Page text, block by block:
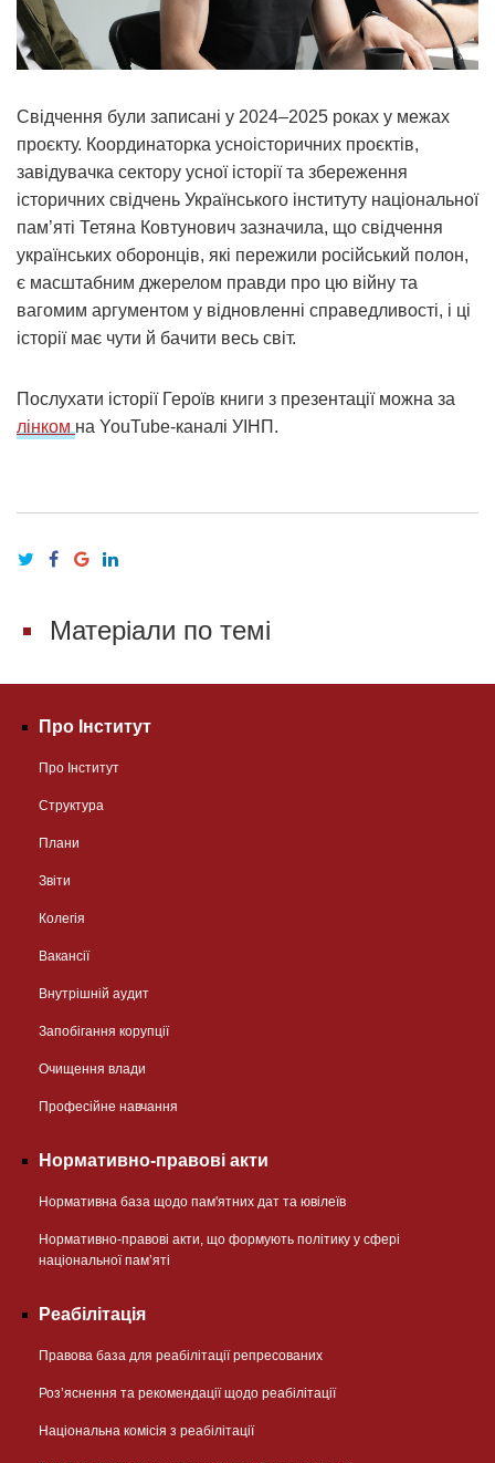
Свідчення були записані у 2024–2025 роках у межах
проєкту. Координаторка усноісторичних проєктів,
завідувачка сектору усної історії та збереження
історичних свідчень Українського інституту національної
пам’яті Тетяна Ковтунович зазначила, що свідчення
українських оборонців, які пережили російський полон,
є масштабним джерелом правди про цю війну та
вагомим аргументом у відновленні справедливості, і ці
історії має чути й бачити весь світ.
Послухати історії Героїв книги з презентації можна за
лінком на YouTube-каналі УІНП.
Матеріали по темі
Про Інститут
Про Інститут
Структура
Плани
Звіти
Колегія
Вакансії
Внутрішній аудит
Запобігання корупції
Очищення влади
Професійне навчання
Нормативно-правові акти
Нормативна база щодо пам'ятних дат та ювілеїв
Нормативно-правові акти, що формують політику у сфері
національної памʼяті
Реабілітація
Правова база для реабілітації репресованих
Розʼяснення та рекомендації щодо реабілітації
Національна комісія з реабілітації